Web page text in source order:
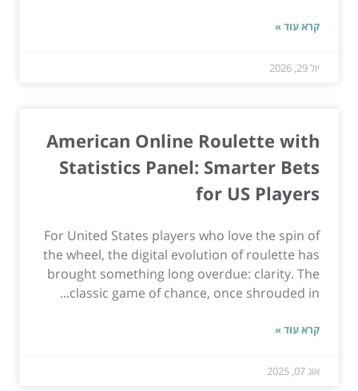
קרא עוד »
יול 29, 2026
American Online Roulette with
Statistics Panel: Smarter Bets
for US Players
For United States players who love the spin of
the wheel, the digital evolution of roulette has
brought something long overdue: clarity. The
classic game of chance, once shrouded in...
קרא עוד »
אוג 07, 2025